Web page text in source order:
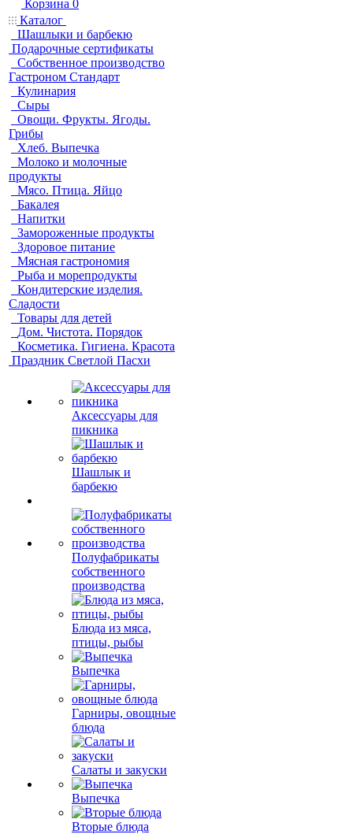
Корзина 0
Каталог
Шашлыки и барбекю
Подарочные сертификаты
Собственное производство
Гастроном Стандарт
Кулинария
Сыры
Овощи. Фрукты. Ягоды.
Грибы
Хлеб. Выпечка
Молоко и молочные
продукты
Мясо. Птица. Яйцо
Бакалея
Напитки
Замороженные продукты
Здоровое питание
Мясная гастрономия
Рыба и морепродукты
Кондитерские изделия.
Сладости
Товары для детей
Дом. Чистота. Порядок
Косметика. Гигиена. Красота
Праздник Светлой Пасхи
Аксессуары для
пикника
Шашлык и
барбекю
Полуфабрикаты
собственного
производства
Блюда из мяса,
птицы, рыбы
Выпечка
Гарниры, овощные
блюда
Салаты и закуски
Выпечка
Вторые блюда